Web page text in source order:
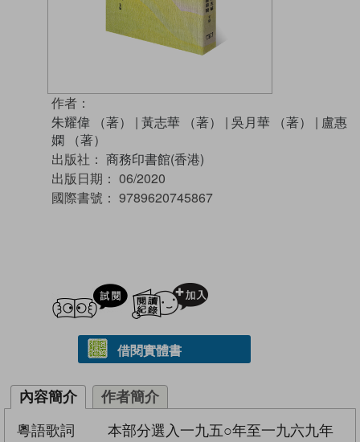
作者：
朱耀偉 （著）
| 黃志華 （著） | 吳月華 （著） | 盧惠
嫻 （著）
出版社： 商務印書館(香港)
出版日期： 06/2020
國際書號： 9789620745867
試閲
借閱實體書
內容簡介 作者簡介
粵語歌詞 本部分選入一九五○年至一九六九年